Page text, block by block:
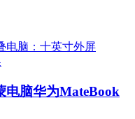
电脑华为MateBook